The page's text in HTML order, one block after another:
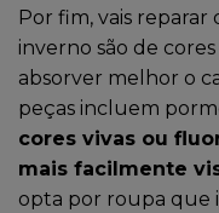
Por fim, vais reparar
inverno são de
absorver melhor o
peças incluem
cores vivas ou
mais facilmente
opta por roupa que